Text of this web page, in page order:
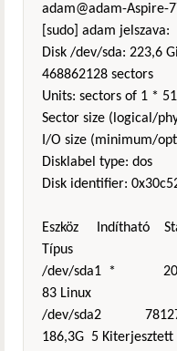
adam@adam-Aspire-
[sudo] adam
Disk /dev/sda: 223,6
468862128 sectors
Units: sectors of 1 *
Sector size (logical/
I/O size (minimum/
Disklabel type: dos
Disk identifier:
Eszköz Indítható
Típus
/dev/sda1 * 2048
83 Linux
/dev/sda2
186,3G 5 Kiterjesztett